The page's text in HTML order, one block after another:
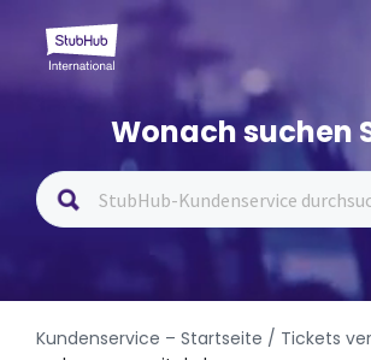
Wonach suchen
Kundenservice – Startseite / Tickets